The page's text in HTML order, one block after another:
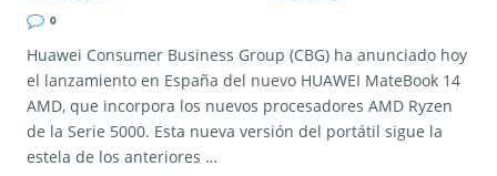
0
Huawei Consumer Business Group (CBG) ha anunciado hoy
el lanzamiento en España del nuevo HUAWEI MateBook 14
AMD, que incorpora los nuevos procesadores AMD Ryzen
de la Serie 5000. Esta nueva versión del portátil sigue la
estela de los anteriores …